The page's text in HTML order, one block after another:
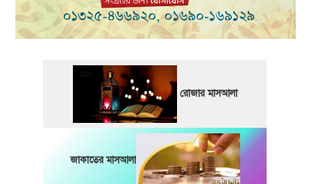
রোজার মাসআলা
জাকাতের মাসআলা